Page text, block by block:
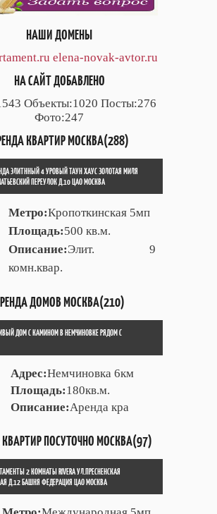
НАШИ ДОМЕНЫ
elena-novak-avtor.ru
НА САЙТ ДОБАВЛЕНО
Объекты:1020 Посты:276
Фото:247
КВАРТИР МОСКВА(288)
ЭЛИТННЫЙ 4 УРОВЫЙ ТАУН ХАУС ЗОЛОТАЯ МИЛЯ
ПЕРЕУЛОК Д.10 ЦАО МОСКВА
Метро:Кропоткинская 5мп
Площадь:500 кв.м.
Описание:Элит. 9
комн.квар.
ДОМОВ МОСКВА(210)
ДОМ С КАМИНОМ В НЕМЧИНОВКЕ РЯДОМ С
Адрес:Немчиновка 6км
Площадь:180кв.м.
Описание:Аренда кра
ПОСУТОЧНО МОСКВА(97)
2 КОМНАТЫ RIVERA УЛ.ПРЕСНЕНСКАЯ
Д.12 БАШНЯ ФЕДЕРАЦИЯ ЦАО МОСКВА